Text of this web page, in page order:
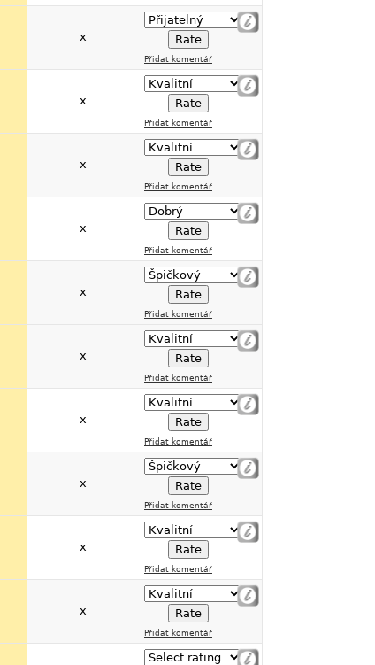
x
Přidat komentář
x
Přidat komentář
x
Přidat komentář
x
Přidat komentář
x
Přidat komentář
x
Přidat komentář
x
Přidat komentář
x
Přidat komentář
x
Přidat komentář
x
Přidat komentář